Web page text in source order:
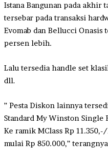
Istana Bangunan pada akhir
tersebar pada transaksi
Evomab dan Bellucci
persen lebih.
Lalu tersedia handle set
dll.
” Pesta Diskon lainnya
Standard My Winston Single
Ke ramik MClass Rp
mulai Rp 850.000,”